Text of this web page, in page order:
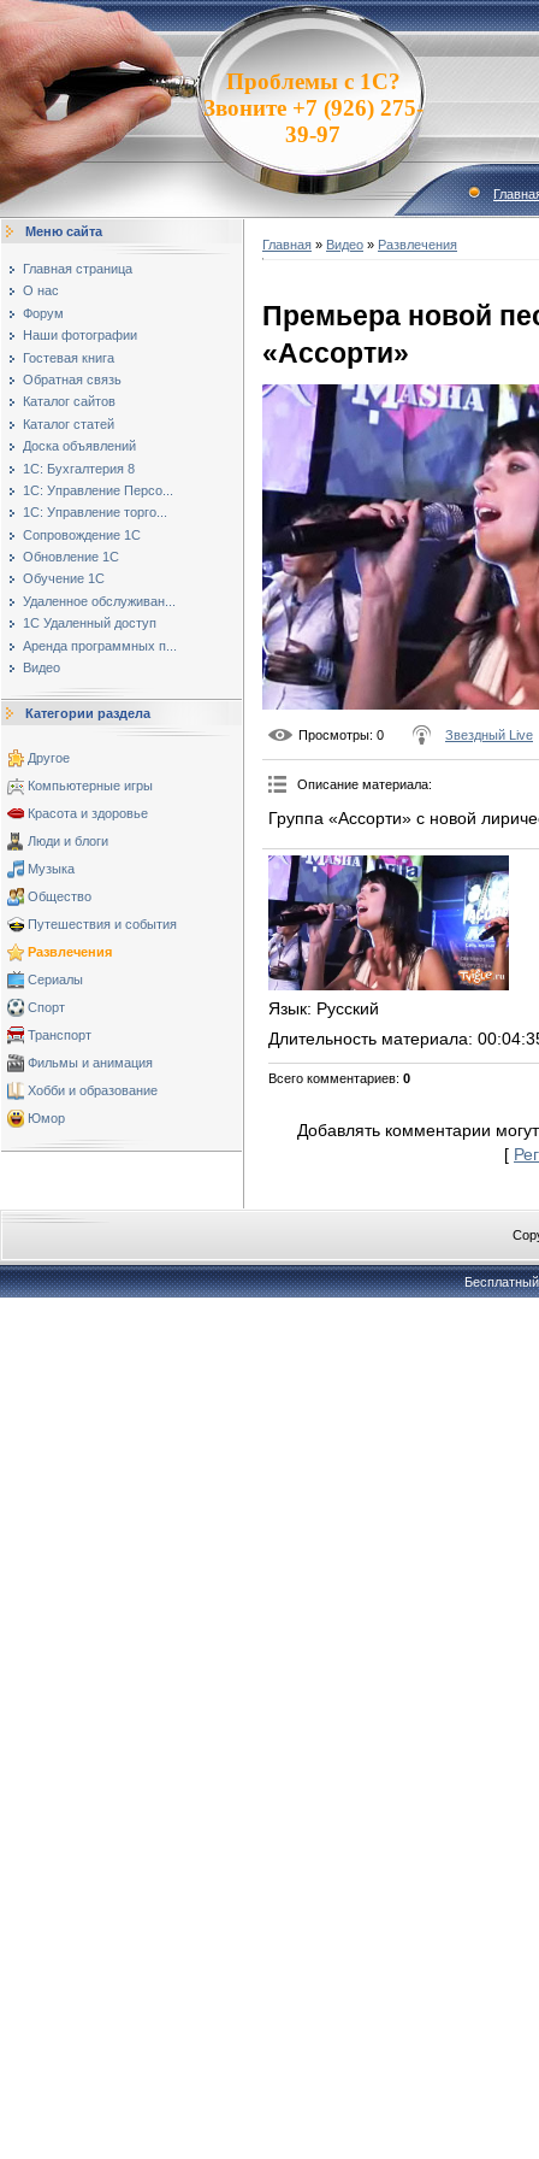
Проблемы с 1С?
Звоните +7 (926) 275-
39-97
Меню сайта
Главная страница
О нас
Форум
Наши фотографии
Гостевая книга
Обратная связь
Каталог сайтов
Каталог статей
Доска объявлений
1С: Бухгалтерия 8
1С: Управление Персо...
1С: Управление торго...
Сопровождение 1С
Обновление 1С
Обучение 1С
Удаленное обслуживан...
1С Удаленный доступ
Аренда программных п...
Видео
Категории раздела
Другое
Компьютерные игры
Красота и здоровье
Люди и блоги
Музыка
Общество
Путешествия и события
Развлечения
Сериалы
Спорт
Транспорт
Фильмы и анимация
Хобби и образование
Юмор
Главная » Видео » Развлечения
Премьера новой
«Ассорти»
Просмотры: 0 Звездный Live
Описание материала:
Группа «Ассорти» с новой
Язык: Русский
Длительность материала:
Всего комментариев: 0
Добавлять комментарии
[